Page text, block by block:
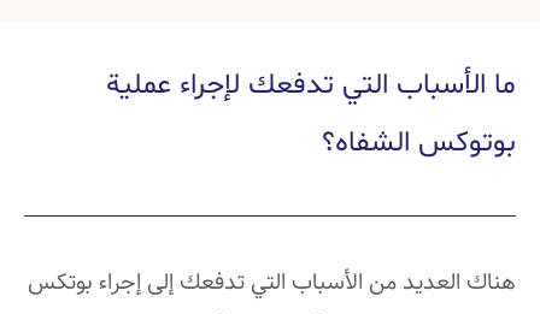
ما الأسباب التي تدفعك لإجراء عملية
بوتوكس الشفاه؟
هناك العديد من الأسباب التي تدفعك إلى إجراء بوتكس